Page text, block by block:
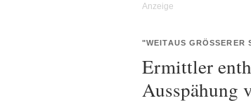
"WEITAUS GRÖSSERER
Ermittler
Ausspähung